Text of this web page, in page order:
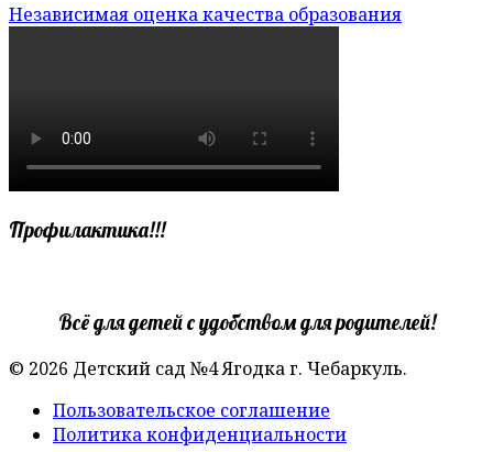
Независимая оценка качества образования
Профилактика!!!
Всё для детей с удобством для родителей!
© 2026 Детский сад №4 Ягодка г. Чебаркуль.
Пользовательское соглашение
Политика конфиденциальности